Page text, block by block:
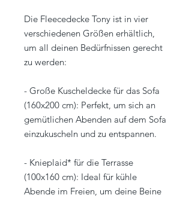
Die Fleecedecke Tony ist in vier
verschiedenen Größen erhältlich,
um all deinen Bedürfnissen gerecht
zu werden:
- Große Kuscheldecke für das Sofa
(160x200 cm): Perfekt, um sich an
gemütlichen Abenden auf dem Sofa
einzukuscheln und zu entspannen.
- Knieplaid* für die Terrasse
(100x160 cm): Ideal für kühle
Abende im Freien, um deine Beine